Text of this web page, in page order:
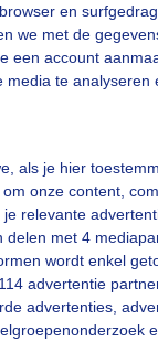
en
we met de
een account
media te analyseren
als je hier
onze content,
relevante
delen met 4
wordt enkel
advertentie
advertenties,